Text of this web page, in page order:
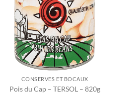
CONSERVES ET BOCAUX
Pois du Cap – TERSOL – 820g